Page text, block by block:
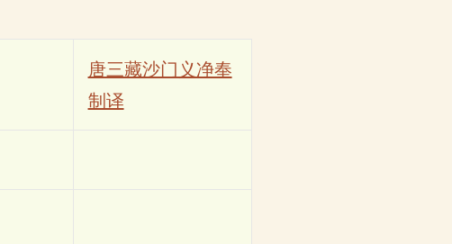
唐三藏沙门义净奉
制译